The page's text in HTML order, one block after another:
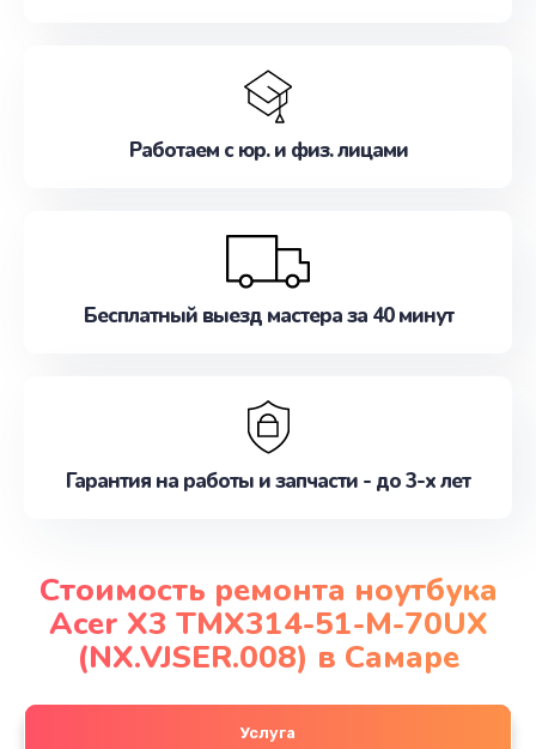
Работаем с юр. и физ. лицами
Бесплатный выезд мастера за 40 минут
Гарантия на работы и запчасти - до 3-х лет
Стоимость ремонта ноутбука
Acer X3 TMX314-51-M-70UX
(NX.VJSER.008) в Самаре
Услуга